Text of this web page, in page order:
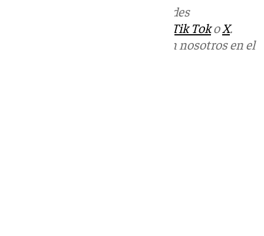
en las redes
Tik TokoX.
Puedes ponerte en contacto con nosotros en el